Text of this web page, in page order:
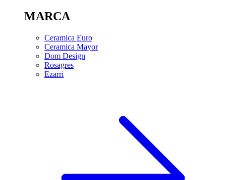
MARCA
Ceramica Euro
Ceramica Mayor
Dom Design
Rosagres
Ezarri